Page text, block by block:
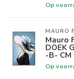
Op
MAURO
Mauro
DOEK
-B- CM
Op